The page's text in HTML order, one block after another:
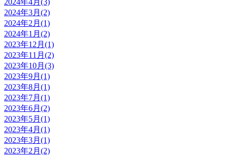
2024年4月(3)
2024年3月(2)
2024年2月(1)
2024年1月(2)
2023年12月(1)
2023年11月(2)
2023年10月(3)
2023年9月(1)
2023年8月(1)
2023年7月(1)
2023年6月(2)
2023年5月(1)
2023年4月(1)
2023年3月(1)
2023年2月(2)